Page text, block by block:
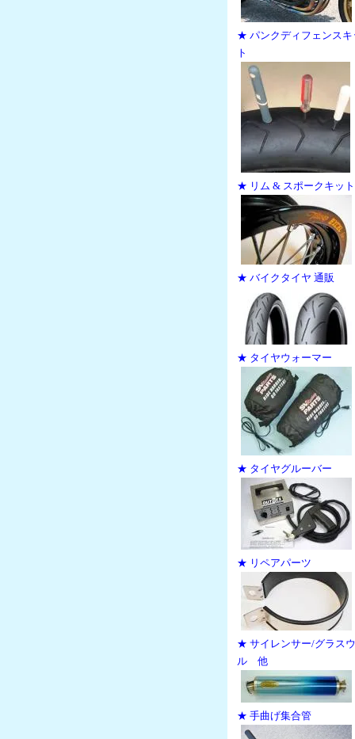
★ パンクディフェンスキ
ト
★ リム & スポークキット
★ バイクタイヤ 通販
★ タイヤウォーマー
★ タイヤグルーバー
★ リペアパーツ
★ サイレンサー/グラス
ル 他
★ 手曲げ集合管